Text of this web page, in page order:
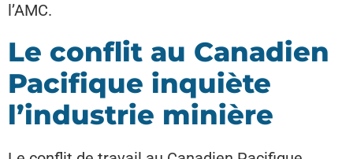
l’AMC.
Le conflit au Canadien
Pacifique inquiète
l’industrie minière